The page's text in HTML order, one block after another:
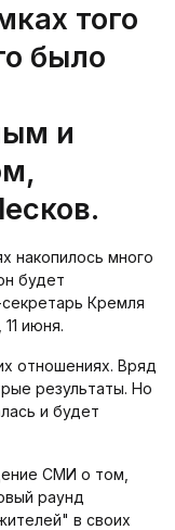
того
было
и
накопилось много
будет
Кремля
июня.
отношениях. Вряд
результаты. Но
и будет
СМИ о том,
раунд
в своих